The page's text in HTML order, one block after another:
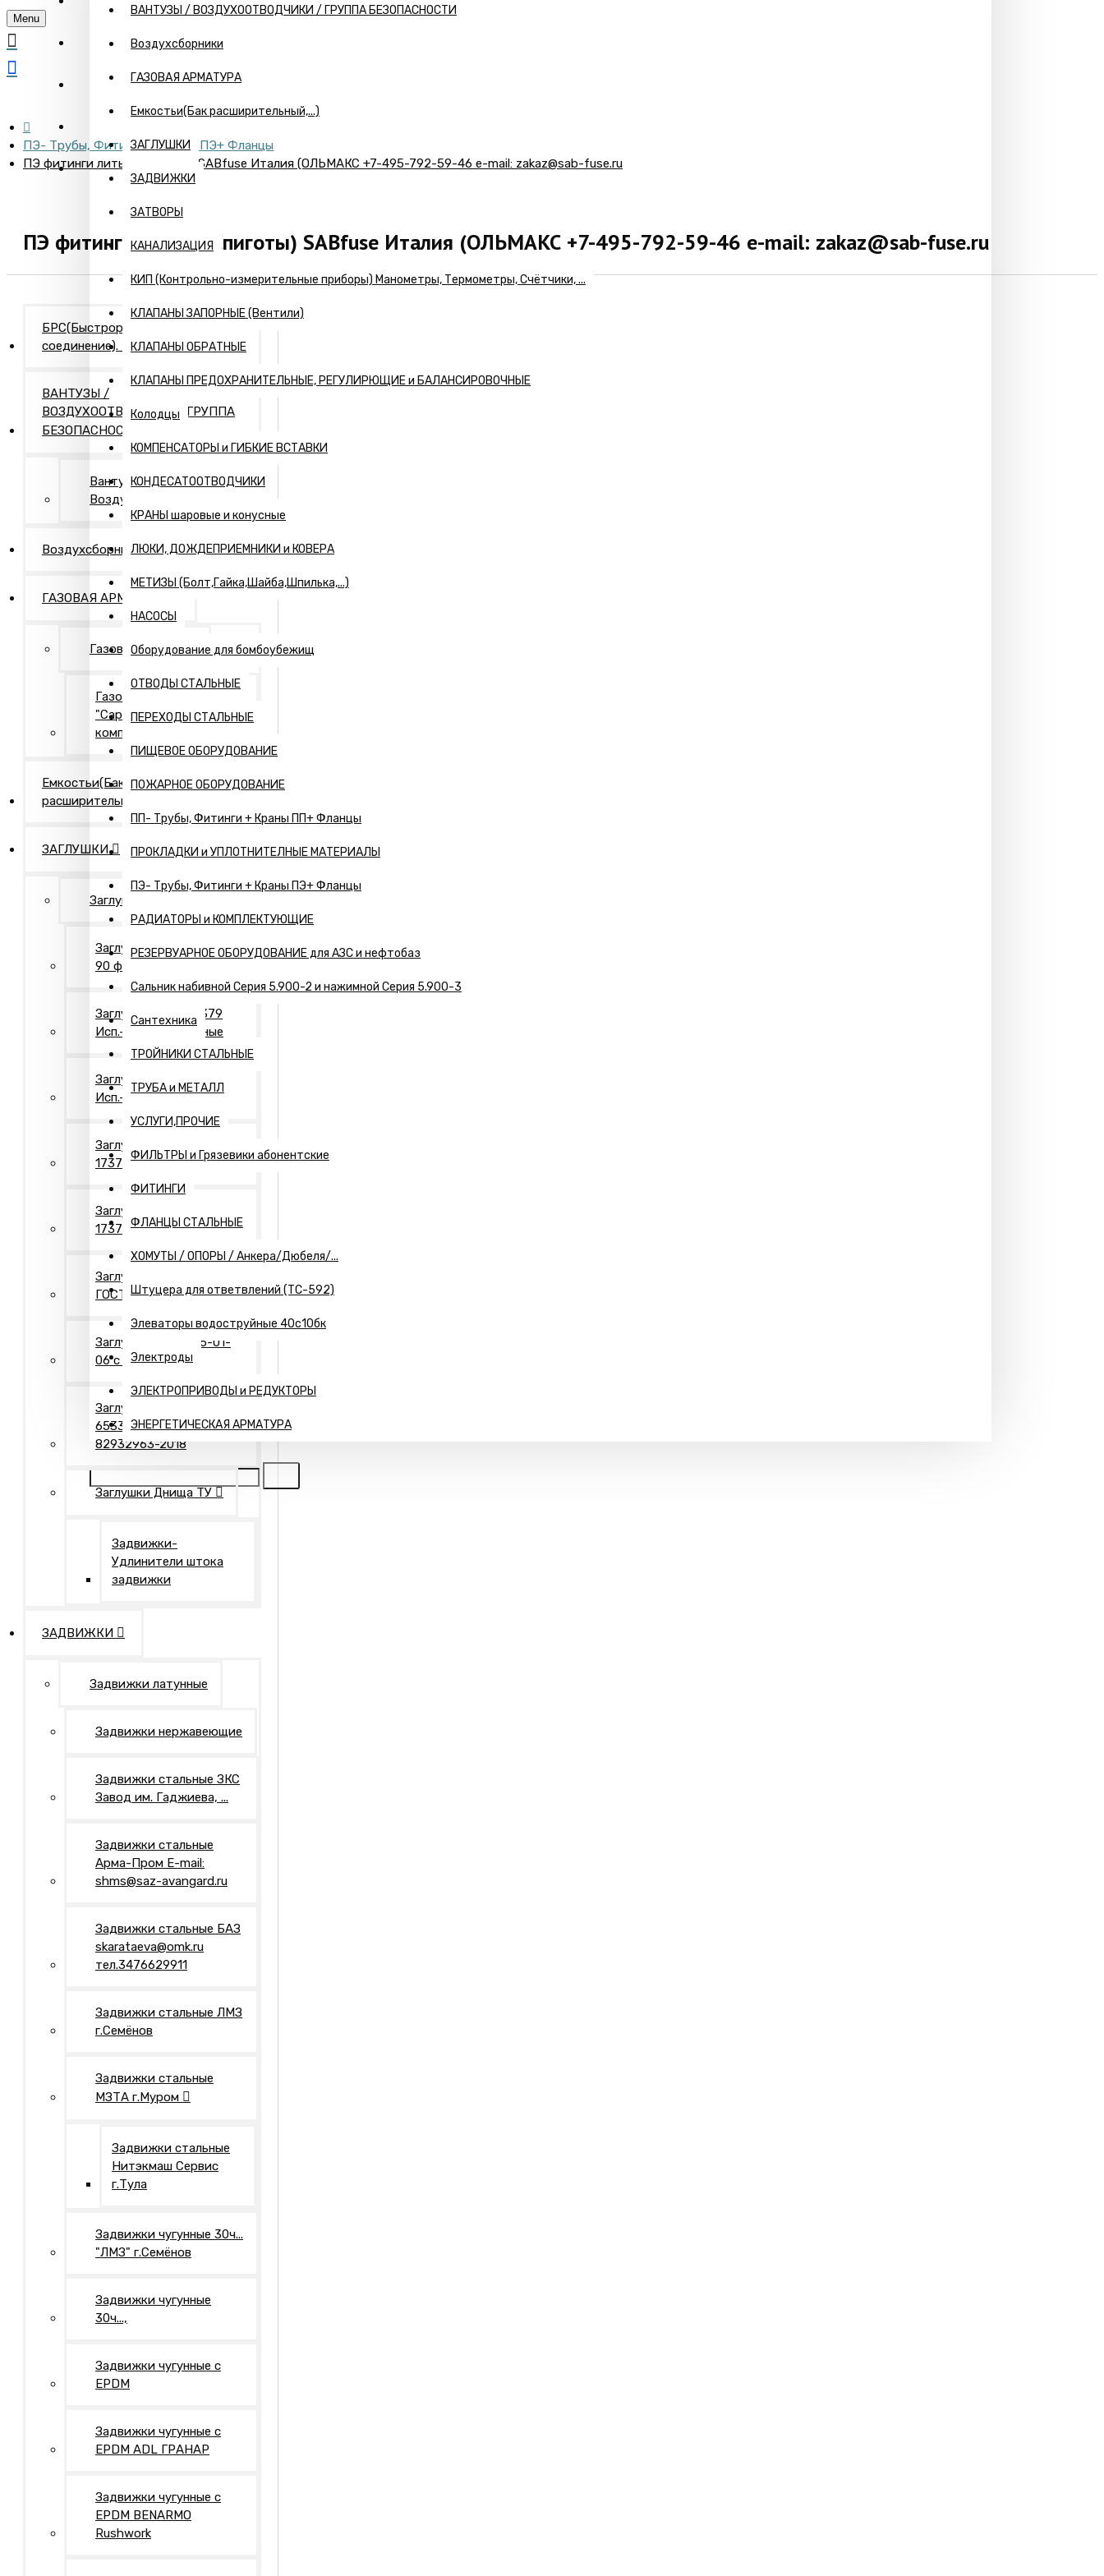
ВАНТУЗЫ / ВОЗДУХООТВОДЧИКИ / ГРУППА БЕЗОПАСНОСТИ
Воздухсборники
ГАЗОВАЯ АРМАТУРА
Емкостьи(Бак расширительный,...)
ЗАГЛУШКИ
ЗАДВИЖКИ
ЗАТВОРЫ
КАНАЛИЗАЦИЯ
КИП (Контрольно-измерительные приборы) Манометры, Термометры, Счётчики, ...
КЛАПАНЫ ЗАПОРНЫЕ (Вентили)
КЛАПАНЫ ОБРАТНЫЕ
КЛАПАНЫ ПРЕДОХРАНИТЕЛЬНЫЕ, РЕГУЛИРЮЩИЕ и БАЛАНСИРОВОЧНЫЕ
Колодцы
КОМПЕНСАТОРЫ и ГИБКИЕ ВСТАВКИ
КОНДЕСАТООТВОДЧИКИ
КРАНЫ шаровые и конусные
ЛЮКИ, ДОЖДЕПРИЕМНИКИ и КОВЕРА
МЕТИЗЫ (Болт,Гайка,Шайба,Шпилька,...)
НАСОСЫ
Оборудование для бомбоубежищ
ОТВОДЫ СТАЛЬНЫЕ
ПЕРЕХОДЫ СТАЛЬНЫЕ
ПИЩЕВОЕ ОБОРУДОВАНИЕ
ПОЖАРНОЕ ОБОРУДОВАНИЕ
ПП- Трубы, Фитинги + Краны ПП+ Фланцы
ПРОКЛАДКИ и УПЛОТНИТЕЛНЫЕ МАТЕРИАЛЫ
ПЭ- Трубы, Фитинги + Краны ПЭ+ Фланцы
РАДИАТОРЫ и КОМПЛЕКТУЮЩИЕ
РЕЗЕРВУАРНОЕ ОБОРУДОВАНИЕ для АЗС и нефтобаз
Сальник набивной Серия 5.900-2 и нажимной Серия 5.900-3
Сантехника
ТРОЙНИКИ СТАЛЬНЫЕ
ТРУБА и МЕТАЛЛ
УСЛУГИ,ПРОЧИЕ
ФИЛЬТРЫ и Грязевики абонентские
ФИТИНГИ
ФЛАНЦЫ СТАЛЬНЫЕ
ХОМУТЫ / ОПОРЫ / Анкера/Дюбеля/...
Штуцера для ответвлений (ТС-592)
Элеваторы водоструйные 40с10бк
Электроды
ЭЛЕКТРОПРИВОДЫ и РЕДУКТОРЫ
ЭНЕРГЕТИЧЕСКАЯ АРМАТУРА
О КОМПАНИИ
ИНФОРМАЦИЯ
КОНТАКТЫ
Menu
ПЭ- Трубы, Фитинги + Краны ПЭ+ Фланцы
ПЭ фитинги литые (Спиготы) SABfuse Италия (ОЛЬМАКС +7-495-792-59-46 е-mail: zakaz@sab-fuse.ru
ПЭ фитинги литые (Спиготы) SABfuse Италия (ОЛЬМАКС +7-495-792-59-46 е-mail: zakaz@sab-fuse.ru
БРС(Быстроразъемное
соединение). Камлоки
ВАНТУЗЫ /
ВОЗДУХООТВОДЧИКИ / ГРУППА
БЕЗОПАСНОСТИ
Вантузы и
Воздухоотводчики
Воздухсборники
ГАЗОВАЯ АРМАТУРА
Газовая арматура
Газовая арматура
"Саратовская газовая
компания"
Емкостьи(Бак
расширительный,...)
ЗАГЛУШКИ
Заглушки Нержавеющие
Заглушки АТК 24.200.02-
90 фланцевые
Заглушки ГОСТ 17379
Исп.- 1. Оцинкованные
Заглушки ГОСТ 17379
Исп.- 2. Оцинкованные
Заглушки Исп.- 1 ГОСТ
17379
Заглушки Исп.- 2 ГОСТ
17379
Заглушки Исп.- 2"П"
ГОСТ 17379
Заглушки Т-ММ-25-01-
06 с рукояткой
Заглушки Днища ГОСТ
6533-78 / ТУ 1469-006-
82932963-2018
Заглушки Днища ТУ
Задвижки-
Удлинители штока
задвижки
ЗАДВИЖКИ
Задвижки латунные
Задвижки нержавеющие
Задвижки стальные ЗКС
Завод им. Гаджиева, ...
Задвижки стальные
Арма-Пром E-mail:
shms@saz-avangard.ru
Задвижки стальные БАЗ
skarataeva@omk.ru
тел.3476629911
Задвижки стальные ЛМЗ
г.Семёнов
Задвижки стальные
МЗТА г.Муром
Задвижки стальные
Нитэкмаш Сервис
г.Тула
Задвижки чугунные 30ч...
"ЛМЗ" г.Семёнов
Задвижки чугунные
30ч...,
Задвижки чугунные с
EPDM
Задвижки чугунные с
EPDM ADL ГРАНАР
Задвижки чугунные с
EPDM BENARMO
Rushwork